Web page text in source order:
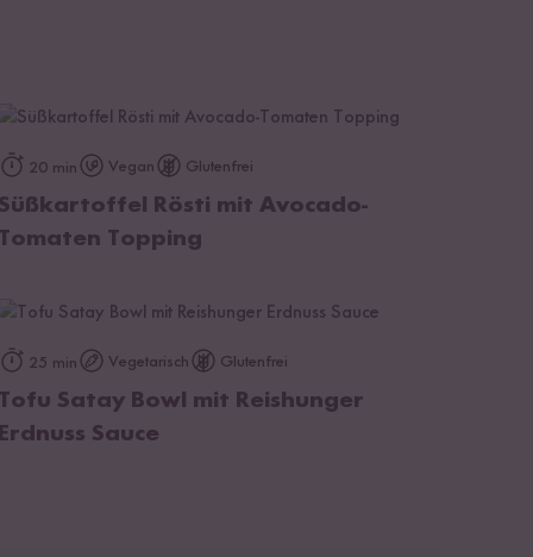
20 min Vegan Glutenfrei
Rösti mit Avocado-
Topping
zum Rezept
25 min Vegetarisch Glutenfrei
Satay Bowl mit Reishunger
Sauce